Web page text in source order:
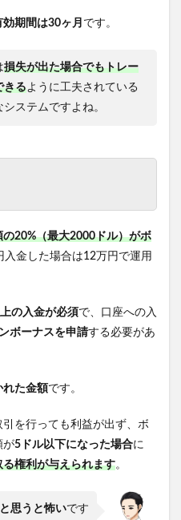
効期間は30ヶ月 です。
損失が出た場合でもトレー
きるように工夫されている
ステムですよね。
の20%（最大2000ドル）がボ
入金した場合は12万円で運用
の入金が必須で、口座への入
ボーナスを申請する必要があ
れた金額です。
を行っても利益が出ず、ボ
が5ドル以下になった場合に
権利が与えられます。
思うと怖いです